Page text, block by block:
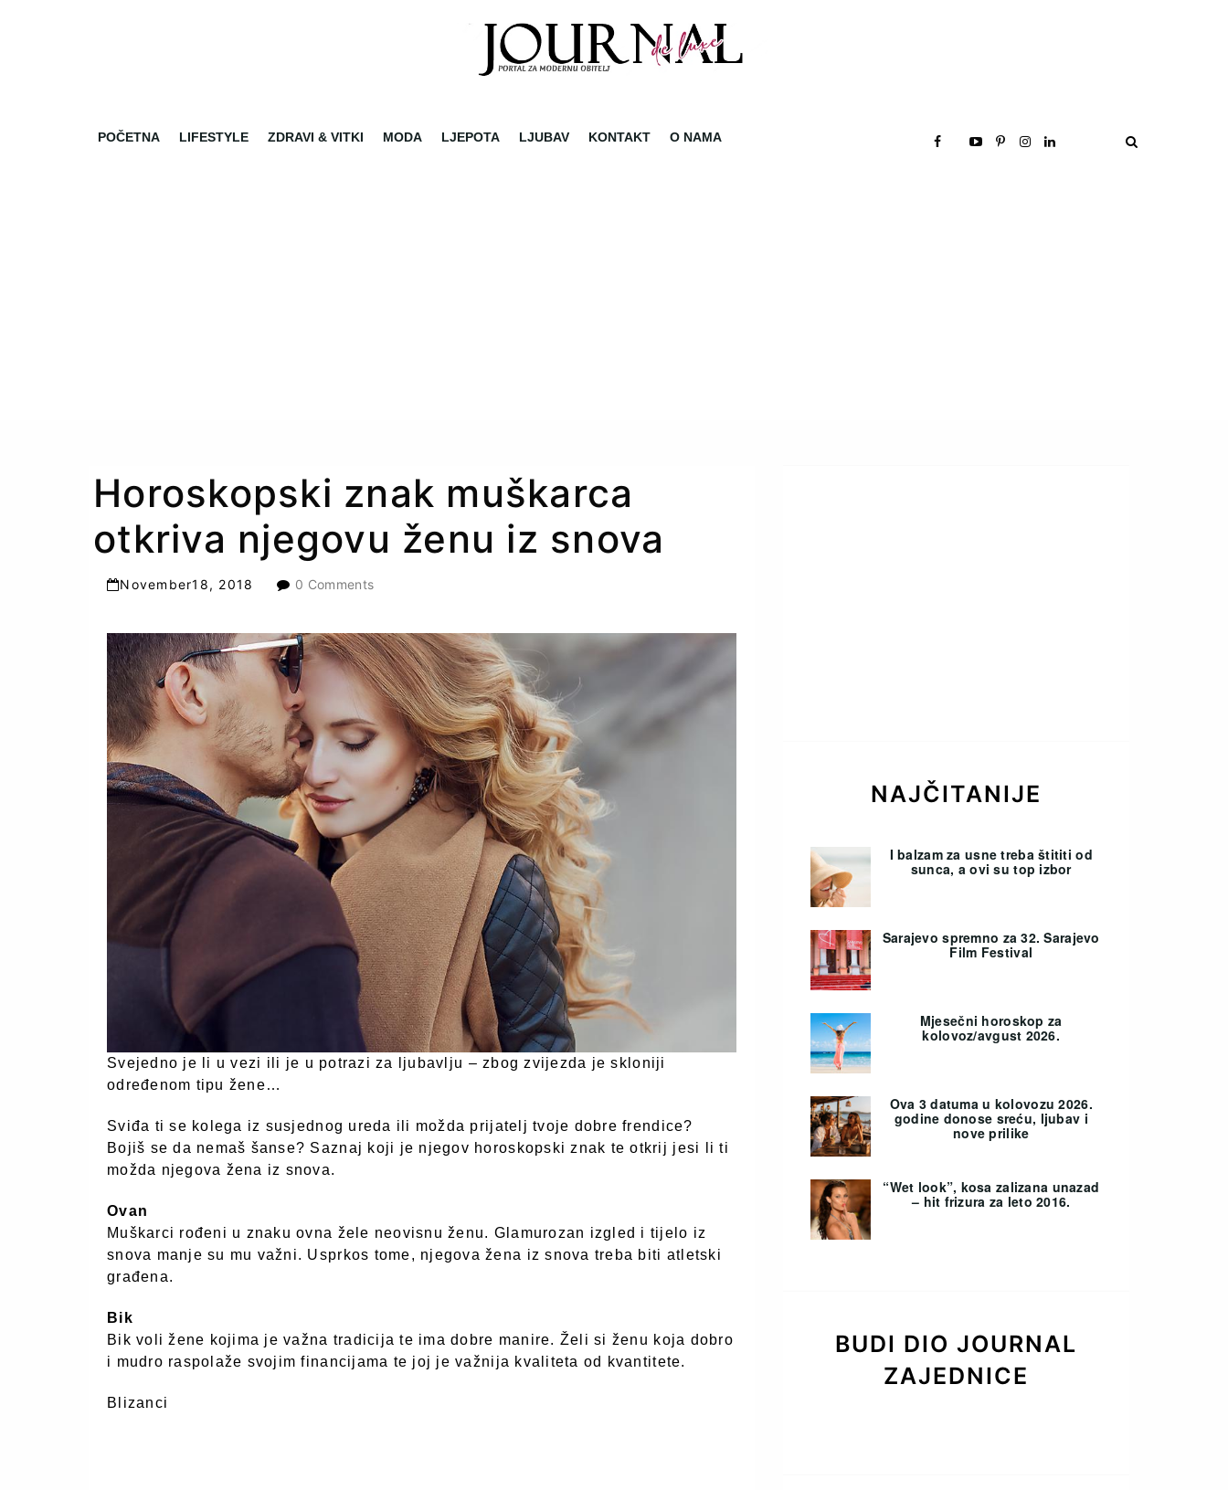
POČETNA LIFESTYLE ZDRAVI & VITKI MODA LJEPOTA LJUBAV KONTAKT O NAMA
Horoskopski znak muškarca
otkriva njegovu ženu iz snova
November18, 2018 0 Comments
Svejedno je li u vezi ili je u potrazi za ljubavlju – zbog zvijezda je skloniji
određenom tipu žene…
Sviđa ti se kolega iz susjednog ureda ili možda prijatelj tvoje dobre frendice?
Bojiš se da nemaš šanse? Saznaj koji je njegov horoskopski znak te otkrij jesi li ti
možda njegova žena iz snova.
Ovan
Muškarci rođeni u znaku ovna žele neovisnu ženu. Glamurozan izgled i tijelo iz
snova manje su mu važni. Usprkos tome, njegova žena iz snova treba biti atletski
građena.
Bik
Bik voli žene kojima je važna tradicija te ima dobre manire. Želi si ženu koja dobro
i mudro raspolaže svojim financijama te joj je važnija kvaliteta od kvantitete.
Blizanci
NAJČITANIJE
I balzam za usne treba štititi od
sunca, a ovi su top izbor
Sarajevo spremno za 32. Sarajevo
Film Festival
Mjesečni horoskop za
kolovoz/avgust 2026.
Ova 3 datuma u kolovozu 2026.
godine donose sreću, ljubav i
nove prilike
“Wet look”, kosa zalizana unazad
– hit frizura za leto 2016.
BUDI DIO JOURNAL
ZAJEDNICE